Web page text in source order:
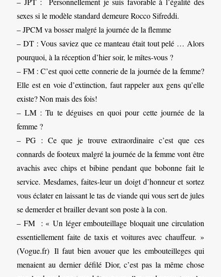
sexes si le modèle standard demeure Rocco Sifreddi.
– JPCM va bosser malgré la journée de la flemme
– DT : Vous saviez que ce manteau était tout pelé … Alors
pourquoi, à la réception d’hier soir, le mîtes-vous ?
– FM : C’est quoi cette connerie de la journée de la femme?
Elle est en voie d’extinction, faut rappeler aux gens qu’elle
existe? Non mais des fois!
– LM : Tu te déguises en quoi pour cette journée de la
femme ?
– PG : Ce que je trouve extraordinaire c’est que ces
connards de footeux malgré la journée de la femme vont être
avachis avec chips et bibine pendant que bobonne fait le
service. Mesdames, faites-leur un doigt d’honneur et sortez
vous éclater en laissant le tas de viande qui vous sert de jules
se demerder et brailler devant son poste à la con.
– FM : « Un léger embouteillage bloquait une circulation
essentiellement faite de taxis et voitures avec chauffeur. »
(Vogue.fr) Il faut bien avouer que les embouteilleges qui
menaient au dernier défilé Dior, c’est pas la même chose